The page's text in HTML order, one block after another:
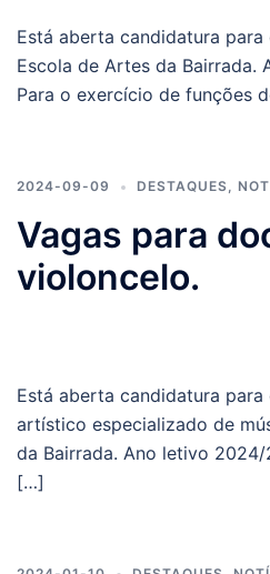
Está aberta candidatura
Escola de Artes da
Para o exercício de funções
2024-09-09 DESTAQUES,
Vagas para
violoncelo.
Está aberta candidatura
artístico especializado de
da Bairrada. Ano letivo
[…]